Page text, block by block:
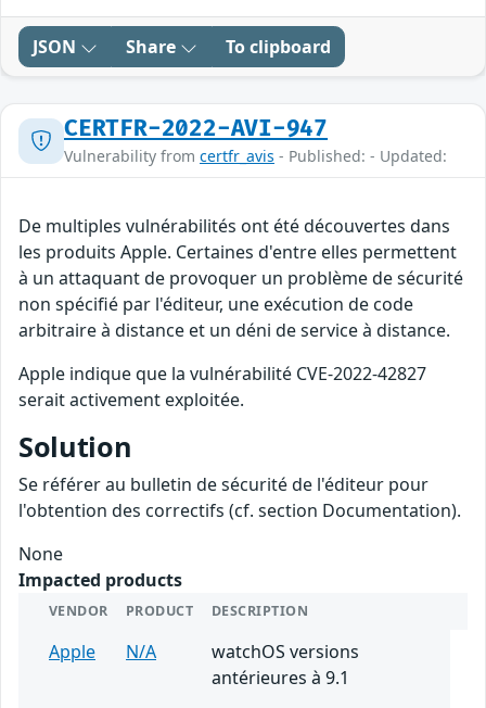
JSON Share To clipboard
CERTFR-2022-AVI-947
Vulnerability from certfr_avis - Published: - Updated:
De multiples vulnérabilités ont été découvertes dans
les produits Apple. Certaines d'entre elles permettent
à un attaquant de provoquer un problème de sécurité
non spécifié par l'éditeur, une exécution de code
arbitraire à distance et un déni de service à distance.
Apple indique que la vulnérabilité CVE-2022-42827
serait activement exploitée.
Solution
Se référer au bulletin de sécurité de l'éditeur pour
l'obtention des correctifs (cf. section Documentation).
None
Impacted products
VENDOR PRODUCT DESCRIPTION
Apple N/A
watchOS versions
antérieures à 9.1